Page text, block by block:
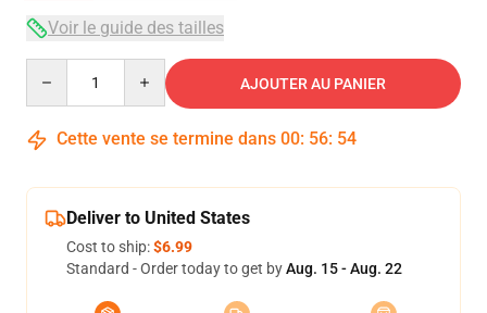
Voir le guide des tailles
AJOUTER AU PANIER
Cette vente se termine dans 00: 56: 54
Deliver to United States
Cost to ship:$6.99
Standard - Order today to get byAug. 15 - Aug. 22